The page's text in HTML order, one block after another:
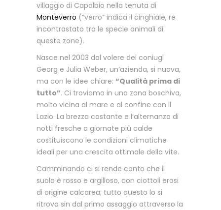
villaggio di Capalbio nella tenuta di
Monteverro (“verro” indica il cinghiale, re
incontrastato tra le specie animali di
queste zone).
Nasce nel 2003 dal volere dei coniugi
Georg e Julia Weber, un’azienda, si nuova,
ma con le idee chiare: “Qualità prima di
tutto”. Ci troviamo in una zona boschiva,
molto vicina al mare e al confine con il
Lazio. La brezza costante e l’alternanza di
notti fresche a giornate più calde
costituiscono le condizioni climatiche
ideali per una crescita ottimale della vite.
Camminando ci si rende conto che il
suolo è rosso e argilloso, con ciottoli erosi
di origine calcarea; tutto questo lo si
ritrova sin dal primo assaggio attraverso la